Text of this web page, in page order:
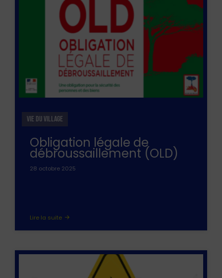
VIE DU VILLAGE
Obligation légale de
débroussaillement (OLD)
28 octobre 2025
Lire la suite